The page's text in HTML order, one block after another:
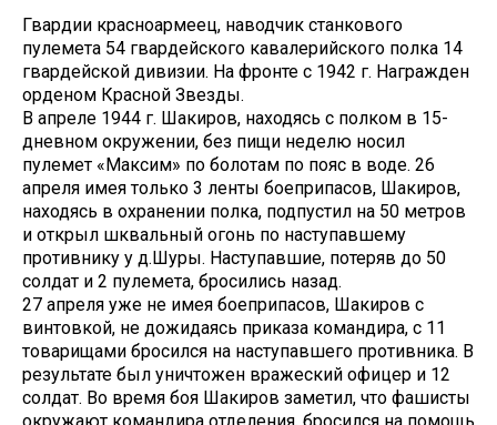
Гвардии красноармеец, наводчик станкового
пулемета 54 гвардейского кавалерийского полка 14
гвардейской дивизии. На фронте с 1942 г. Награжден
орденом Красной Звезды.
В апреле 1944 г. Шакиров, находясь с полком в 15-
дневном окружении, без пищи неделю носил
пулемет «Максим» по болотам по пояс в воде. 26
апреля имея только 3 ленты боеприпасов, Шакиров,
находясь в охранении полка, подпустил на 50 метров
и открыл шквальный огонь по наступавшему
противнику у д.Шуры. Наступавшие, потеряв до 50
солдат и 2 пулемета, бросились назад.
27 апреля уже не имея боеприпасов, Шакиров с
винтовкой, не дожидаясь приказа командира, с 11
товарищами бросился на наступавшего противника. В
результате был уничтожен вражеский офицер и 12
солдат. Во время боя Шакиров заметил, что фашисты